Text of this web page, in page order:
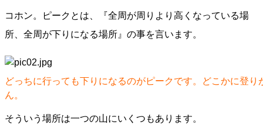
コホン。ピークとは、『全周が周りより高くなっている場
所、全周が下りになる場所』の事を言います。
どっちに行っても下りになるのがピークです。どこかに登
ん。
そういう場所は一つの山にいくつもあります。